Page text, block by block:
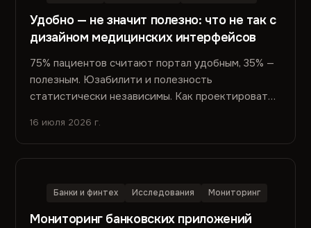
Удобно — не значит полезно: что не так с
дизайном медицинских интерфейсов
75% пациентов считают портал удобным, 35% —
полезным. Юзабилити и полезность
статистически независимы. Как проектировать
удобства не отражают показатели пользы.
16 июля 2026 г.
Банки и финтех Исследования Мониторинг
Мониторинг банковских приложений